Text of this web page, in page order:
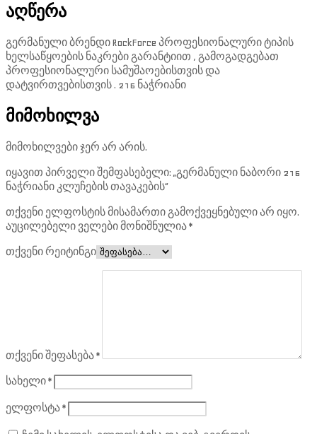
აღწერა
გერმანული ბრენდი RockForce პროფესიონალური ტიპის
ხელსაწყოების ნაკრები გარანტიით , გამოგადგებათ
პროფესიონალური სამუშაოებისთვის და
დატვირთვებისთვის . 216 ნაჭრიანი
მიმოხილვა
მიმოხილვები ჯერ არ არის.
იყავით პირველი შემფასებელი: „გერმანული ნაბორი 216
ნაჭრიანი კლუჩების თავაკების“
თქვენი ელფოსტის მისამართი გამოქვეყნებული არ იყო.
აუცილებელი ველები მონიშნულია*
თქვენი რეიტინგი
თქვენი შეფასება*
სახელი*
ელფოსტა*